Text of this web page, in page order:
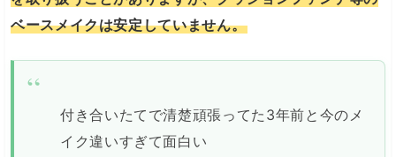
ベースメイクは安定していません。
付き合いたてで清楚頑張ってた3年前と今のメ
イク違いすぎて面白い